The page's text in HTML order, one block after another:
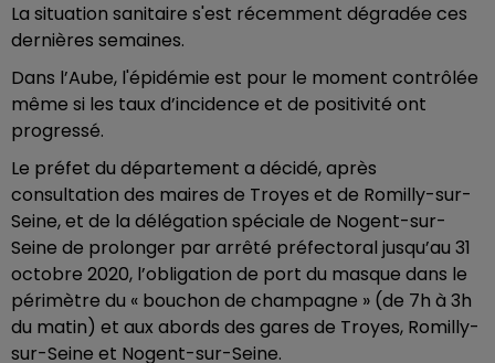
La situation sanitaire s'est récemment dégradée ces
dernières semaines.
Dans l’Aube, l'épidémie est pour le moment contrôlée
même si les taux d’incidence et de positivité ont
progressé.
Le préfet du département a décidé, après
consultation des maires de Troyes et de Romilly-sur-
Seine, et de la délégation spéciale de Nogent-sur-
Seine de prolonger par arrêté préfectoral jusqu’au 31
octobre 2020, l’obligation de port du masque dans le
périmètre du « bouchon de champagne » (de 7h à 3h
du matin) et aux abords des gares de Troyes, Romilly-
sur-Seine et Nogent-sur-Seine.